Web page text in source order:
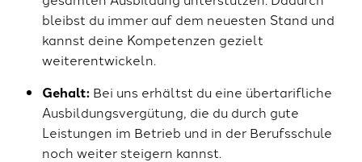
bleibst du immer auf dem neuesten Stand und
kannst deine Kompetenzen gezielt
weiterentwickeln.
Gehalt: Bei uns erhältst du eine übertarifliche
Ausbildungsvergütung, die du durch gute
Leistungen im Betrieb und in der Berufsschule
noch weiter steigern kannst.